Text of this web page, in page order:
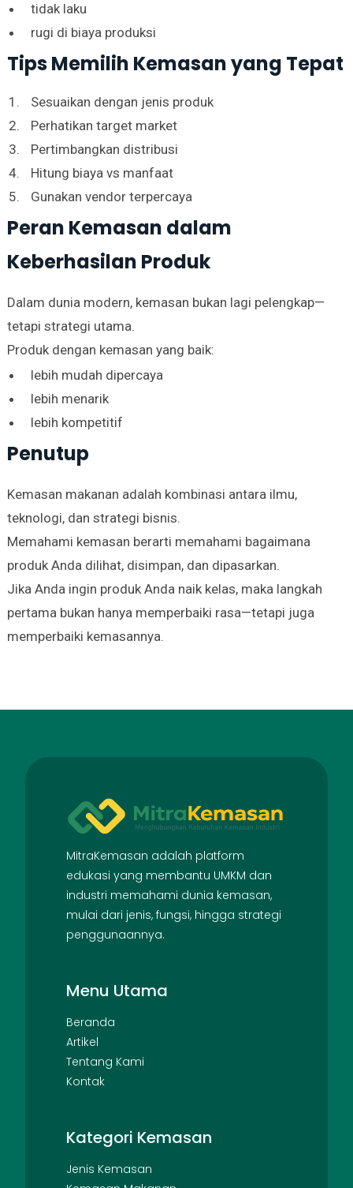
tidak laku
rugi di biaya produksi
Tips Memilih Kemasan yang Tepat
Sesuaikan dengan jenis produk
Perhatikan target market
Pertimbangkan distribusi
Hitung biaya vs manfaat
Gunakan vendor terpercaya
Peran Kemasan dalam
Keberhasilan Produk
Dalam dunia modern, kemasan bukan lagi pelengkap—
tetapi strategi utama.
Produk dengan kemasan yang baik:
lebih mudah dipercaya
lebih menarik
lebih kompetitif
Penutup
Kemasan makanan adalah kombinasi antara ilmu,
teknologi, dan strategi bisnis.
Memahami kemasan berarti memahami bagaimana
produk Anda dilihat, disimpan, dan dipasarkan.
Jika Anda ingin produk Anda naik kelas, maka langkah
pertama bukan hanya memperbaiki rasa—tetapi juga
memperbaiki kemasannya.
MitraKemasan adalah platform
edukasi yang membantu UMKM dan
industri memahami dunia kemasan,
mulai dari jenis, fungsi, hingga strategi
penggunaannya.
Menu Utama
Beranda
Artikel
Tentang Kami
Kontak
Kategori Kemasan
Jenis Kemasan